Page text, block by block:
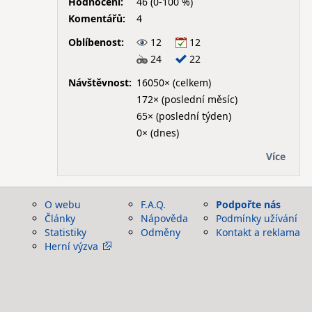
Komentářů:
4
Oblíbenost:
12
12
24
22
Návštěvnost: 16050× (celkem)
172× (poslední měsíc)
65× (poslední týden)
0× (dnes)
Více
O webu
Články
Statistiky
Herní výzva
F.A.Q.
Nápověda
Odměny
Podpořte nás
Podmínky užívání
Kontakt a reklama